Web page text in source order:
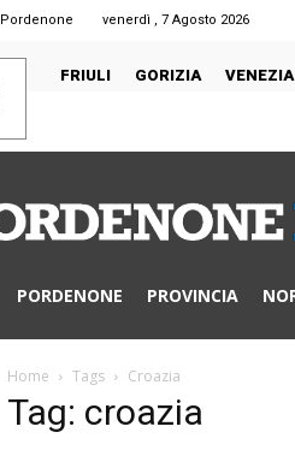
Pordenone venerdì , 7 Agosto 2026
FRIULI GORIZIA VENEZIA
PORDENONE PROVINCIA
Home Tags Croazia
Tag: croazia